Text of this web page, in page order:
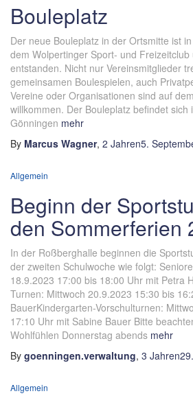
Bouleplatz
Der neue Bouleplatz in der Ortsmitte ist
dem Wolpertinger Sport- und Freizeitclub
entstanden. Nicht nur Vereinsmitglieder
gemeinsamen Boulespielen, auch
Vereine oder Organisationen sind auf
willkommen. Der Bouleplatz befindet sich
Gönningen mehr
By Marcus Wagner, 2 Jahren5.
Allgemein
Beginn der
den Sommerferien
In der Roßberghalle beginnen die
der zweiten Schulwoche wie folgt:
18.9.2023 17:00 bis 18:00 Uhr mit Petra
Turnen: Mittwoch 20.9.2023 15:30 bis
BauerKindergarten-Vorschulturnen:
17:10 Uhr mit Sabine Bauer Bitte
Wohlfühlen Donnerstag abends mehr
By goenningen.verwaltung, 3 Jahren
Allgemein